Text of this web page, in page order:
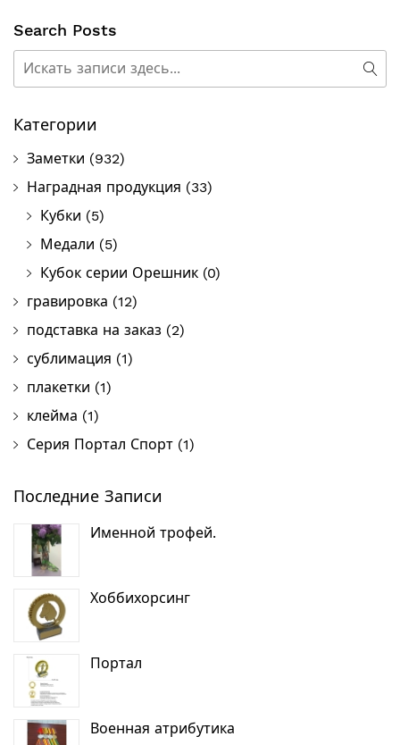
Search Posts
Категории
Заметки (932)
Наградная продукция (33)
Кубки (5)
Медали (5)
Кубок серии Орешник (0)
гравировка (12)
подставка на заказ (2)
сублимация (1)
плакетки (1)
клейма (1)
Серия Портал Спорт (1)
Последние Записи
Именной трофей.
Хоббихорсинг
Портал
Военная атрибутика